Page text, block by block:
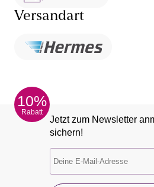
Versandart
10%
Rabatt
Jetzt zum Newsletter
sichern!